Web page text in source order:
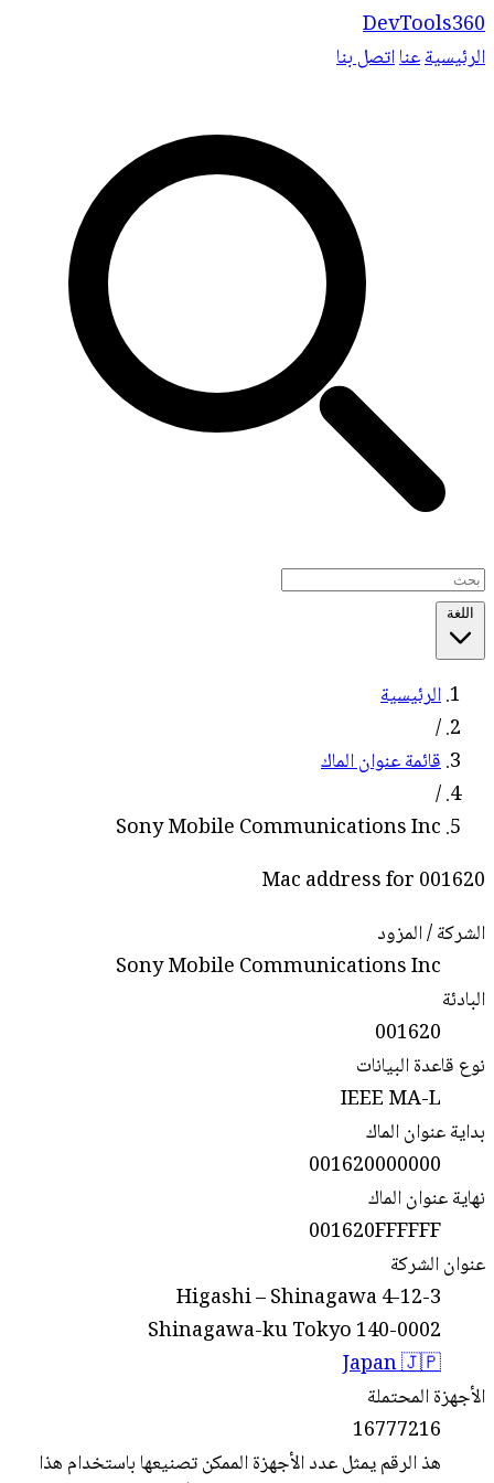
DevTools360
الرئيسيةعنااتصل بنا
اللغة
الرئيسية
/
قائمة عنوان الماك
/
Sony Mobile Communications Inc
Mac address for 001620
الشركة / المزود
Sony Mobile Communications Inc
البادئة
001620
نوع قاعدة البيانات
IEEE MA-L
بداية عنوان الماك
001620000000
نهاية عنوان الماك
001620FFFFFF
عنوان الشركة
4-12-3 Higashi – Shinagawa
Shinagawa-ku Tokyo 140-0002
Japan 🇯🇵
الأجهزة المحتملة
16777216
هذ الرقم يمثل عدد الأجهزة الممكن تصنيعها باستخدام هذا